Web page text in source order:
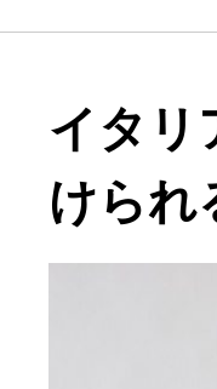
イタリ
けられ